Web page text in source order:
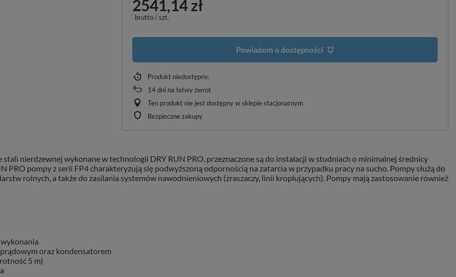
2541,14 zł
brutto/szt.
Powiadom o dostępności
Produkt niedostępny
14dni na łatwy zwrot
Ten produkt nie jest dostępny w sklepie stacjonarnym
Bezpieczne zakupy
nierdzewnej wykonane w technologii DRY RUN PRO, przeznaczone są do instalacji w studniach o minimalnej średnicy
pompy z serii FP4 charakteryzują się podwyższoną odpornością na zatarcia w przypadku pracy na sucho. Pompy służą do
rolnych, a także do zasilania systemów nawodnieniowych (zraszaczy, linii kroplujących). Pompy mają zastosowanie również
oraz kondensatorem
5 m)